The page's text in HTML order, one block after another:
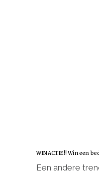
WINACTIE!! Win een
Een andere